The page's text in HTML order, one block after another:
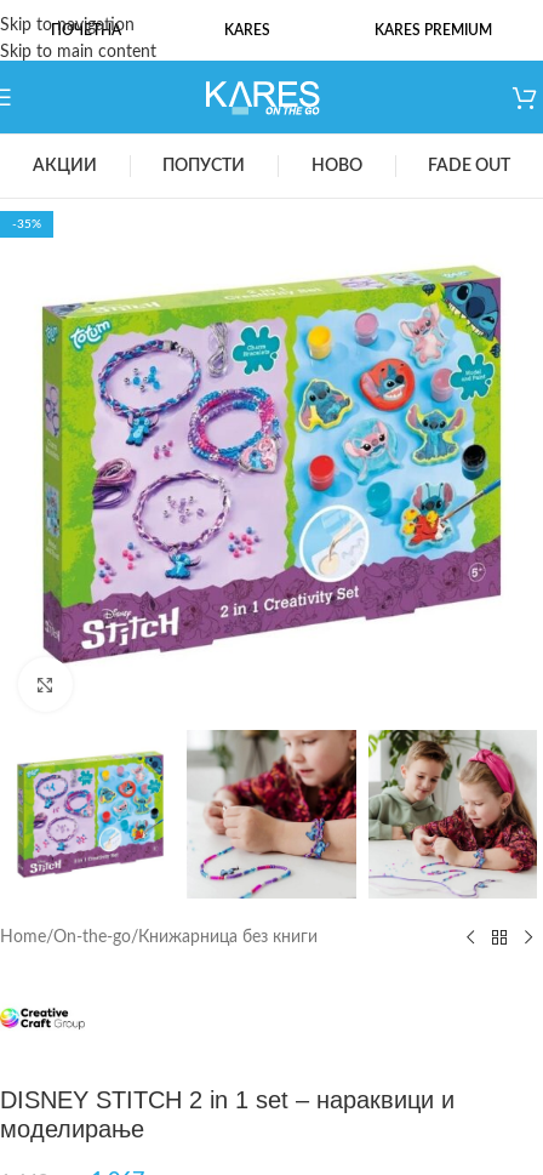
Skip to navigation
Skip to main content
ПОЧЕТНА KARES KARES PREMIUM
АКЦИИ ПОПУСТИ НОВО FADE OUT
-35%
Home/On-the-go/ Книжарница без книги
DISNEY STITCH 2 in 1 set – нараквици и
моделирање